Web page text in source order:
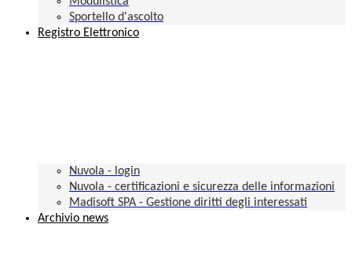
Sportello d'ascolto
Registro Elettronico
Nuvola - login
Nuvola - certificazioni e sicurezza delle informazioni
Madisoft SPA - Gestione diritti degli interessati
Archivio news